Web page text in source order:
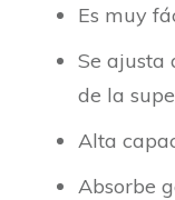
Es muy
Se ajusta
de la
Alta
Absorbe